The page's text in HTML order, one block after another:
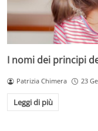
I nomi dei principi
Patrizia Chimera 23
Leggi di più